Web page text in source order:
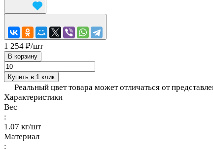
1 254 ₽/шт
В корзину
Купить в 1 клик
Реальный цвет товара может отличаться от
Характеристики
Вес
:
1.07 кг/шт
Материал
: